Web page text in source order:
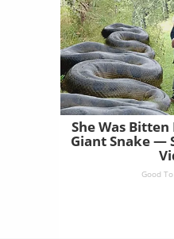
She Was
Giant Snake —
Good